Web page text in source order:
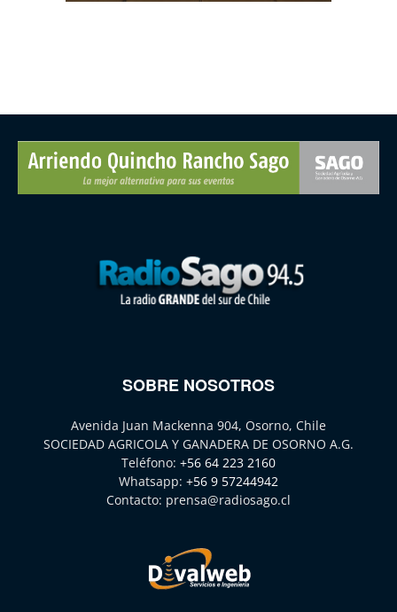
SOBRE NOSOTROS
Avenida Juan Mackenna 904, Osorno, Chile
SOCIEDAD AGRICOLA Y GANADERA DE OSORNO A.G.
Teléfono: +56 64 223 2160
Whatsapp: +56 9 57244942
Contacto: prensa@radiosago.cl